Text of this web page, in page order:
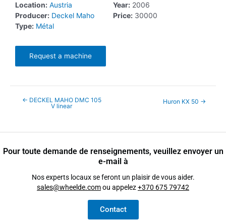
Location: Austria
Producer: Deckel Maho
Type: Métal
Year: 2006
Price: 30000
Request a machine
← DECKEL MAHO DMC 105
V linear
Huron KX 50 →
Pour toute demande de renseignements, veuillez envoyer un
e-mail à
Nos experts locaux se feront un plaisir de vous aider.
sales@wheelde.comou appelez+370 675 79742
Contact